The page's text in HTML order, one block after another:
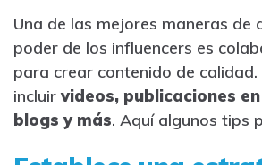
Una de las mejores maneras de
poder de los influencers es
para crear contenido de calidad.
incluirvideos, publicaciones
blogs y más. Aquí algunos tips